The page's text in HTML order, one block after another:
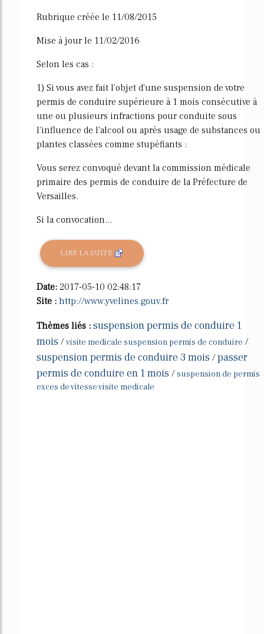
Rubrique créée le 11/08/2015
Mise à jour le 11/02/2016
Selon les cas :
1) Si vous avez fait l'objet d'une suspension de votre
permis de conduire supérieure à 1 mois consécutive à
une ou plusieurs infractions pour conduite sous
l'influence de l'alcool ou après usage de substances ou
plantes classées comme stupéfiants :
Vous serez convoqué devant la commission médicale
primaire des permis de conduire de la Préfecture de
Versailles.
Si la convocation...
LIRE LA SUITE
Date: 2017-05-10 02:48:17
Site : http://www.yvelines.gouv.fr
Thèmes liés : suspension permis de conduire 1
mois /visite medicale suspension permis de conduire /
suspension permis de conduire 3 mois /passer
permis de conduire en 1 mois /suspension de permis
exces de vitesse visite medicale